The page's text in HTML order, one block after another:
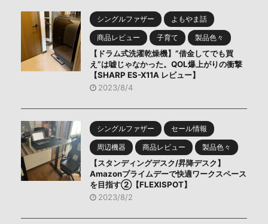
シングルファザー よもやま話
商品レビュー 子育て 製品色々
【ドラム式洗濯乾燥機】”借金してでも買
え”は嘘じゃなかった。QOL爆上がりの衝撃
【SHARP ES-X11A レビュー】
2023/8/4
シングルファザー セール情報
周辺機器 商品レビュー 製品色々
【スタンディングデスク/昇降デスク】
Amazonプライムデーで快適ワークスペース
を目指す②【FLEXISPOT】
2023/8/2